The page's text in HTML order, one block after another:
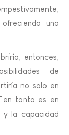
una
entonces,
de
no solo en
tanto es en
y la capacidad